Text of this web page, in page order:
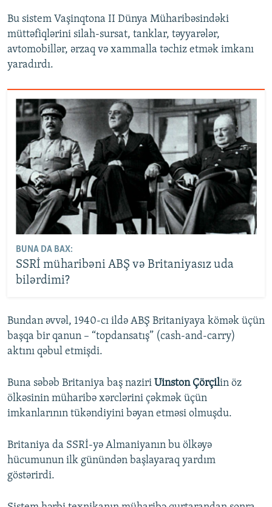
Bu sistem Vaşinqtona II Dünya Müharibəsindəki
müttəfiqlərini silah-sursat, tanklar, təyyarələr,
avtomobillər, ərzaq və xammalla təchiz etmək imkanı
yaradırdı.
BUNA DA BAX:
SSRİ müharibəni ABŞ və Britaniyasız uda
bilərdimi?
Bundan əvvəl, 1940-cı ildə ABŞ Britaniyaya kömək üçün
başqa bir qanun – “topdansatış” (cash-and-carry)
aktını qəbul etmişdi.
Buna səbəb Britaniya baş naziri Uinston Çörçilin öz
ölkəsinin müharibə xərclərini çəkmək üçün
imkanlarının tükəndiyini bəyan etməsi olmuşdu.
Britaniya da SSRİ-yə Almaniyanın bu ölkəyə
hücumunun ilk günündən başlayaraq yardım
göstərirdi.